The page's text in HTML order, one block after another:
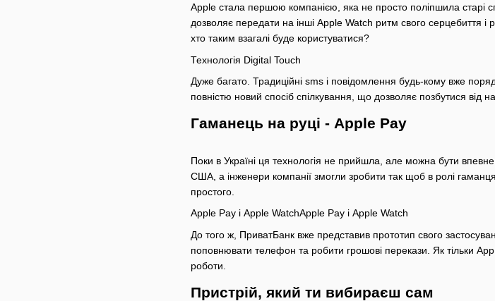
Apple стала першою компанією, яка не просто поліпшила старі
дозволяє передати на інші Apple Watch ритм свого серцебиття
хто таким взагалі буде користуватися?
Технологія Digital Touch
Дуже багато. Традиційні sms і повідомлення будь-кому вже
повністю новий спосіб спілкування, що дозволяє позбутися від
Гаманець на руці - Apple Pay
Поки в Україні ця технологія не прийшла, але можна бути
США, а інженери компанії змогли зробити так щоб в ролі
простого.
Apple Pay і Apple WatchApple Pay і Apple Watch
До того ж, ПриватБанк вже представив прототип свого
поповнювати телефон та робити грошові перекази. Як тільки
роботи.
Пристрій, який ти вибираєш сам